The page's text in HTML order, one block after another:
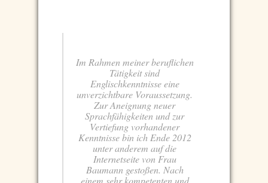
Im Rahmen meiner beruflichen
Tätigkeit sind
Englischkenntnisse eine
unverzichtbare Voraussetzung.
Zur Aneignung neuer
Sprachfähigkeiten und zur
Vertiefung vorhandener
Kenntnisse bin ich Ende 2012
unter anderem auf die
Internetseite von Frau
Baumann gestoßen. Nach
einem sehr kompetenten und